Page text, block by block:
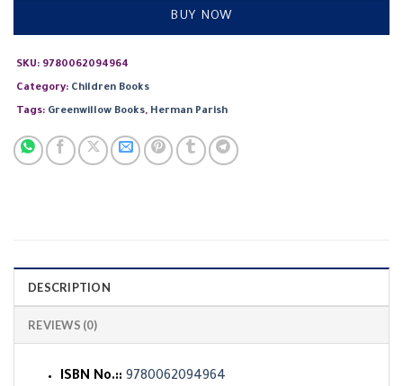
BUY NOW
SKU: 9780062094964
Category: Children Books
Tags: Greenwillow Books, Herman Parish
DESCRIPTION
REVIEWS (0)
ISBN No.:: 9780062094964